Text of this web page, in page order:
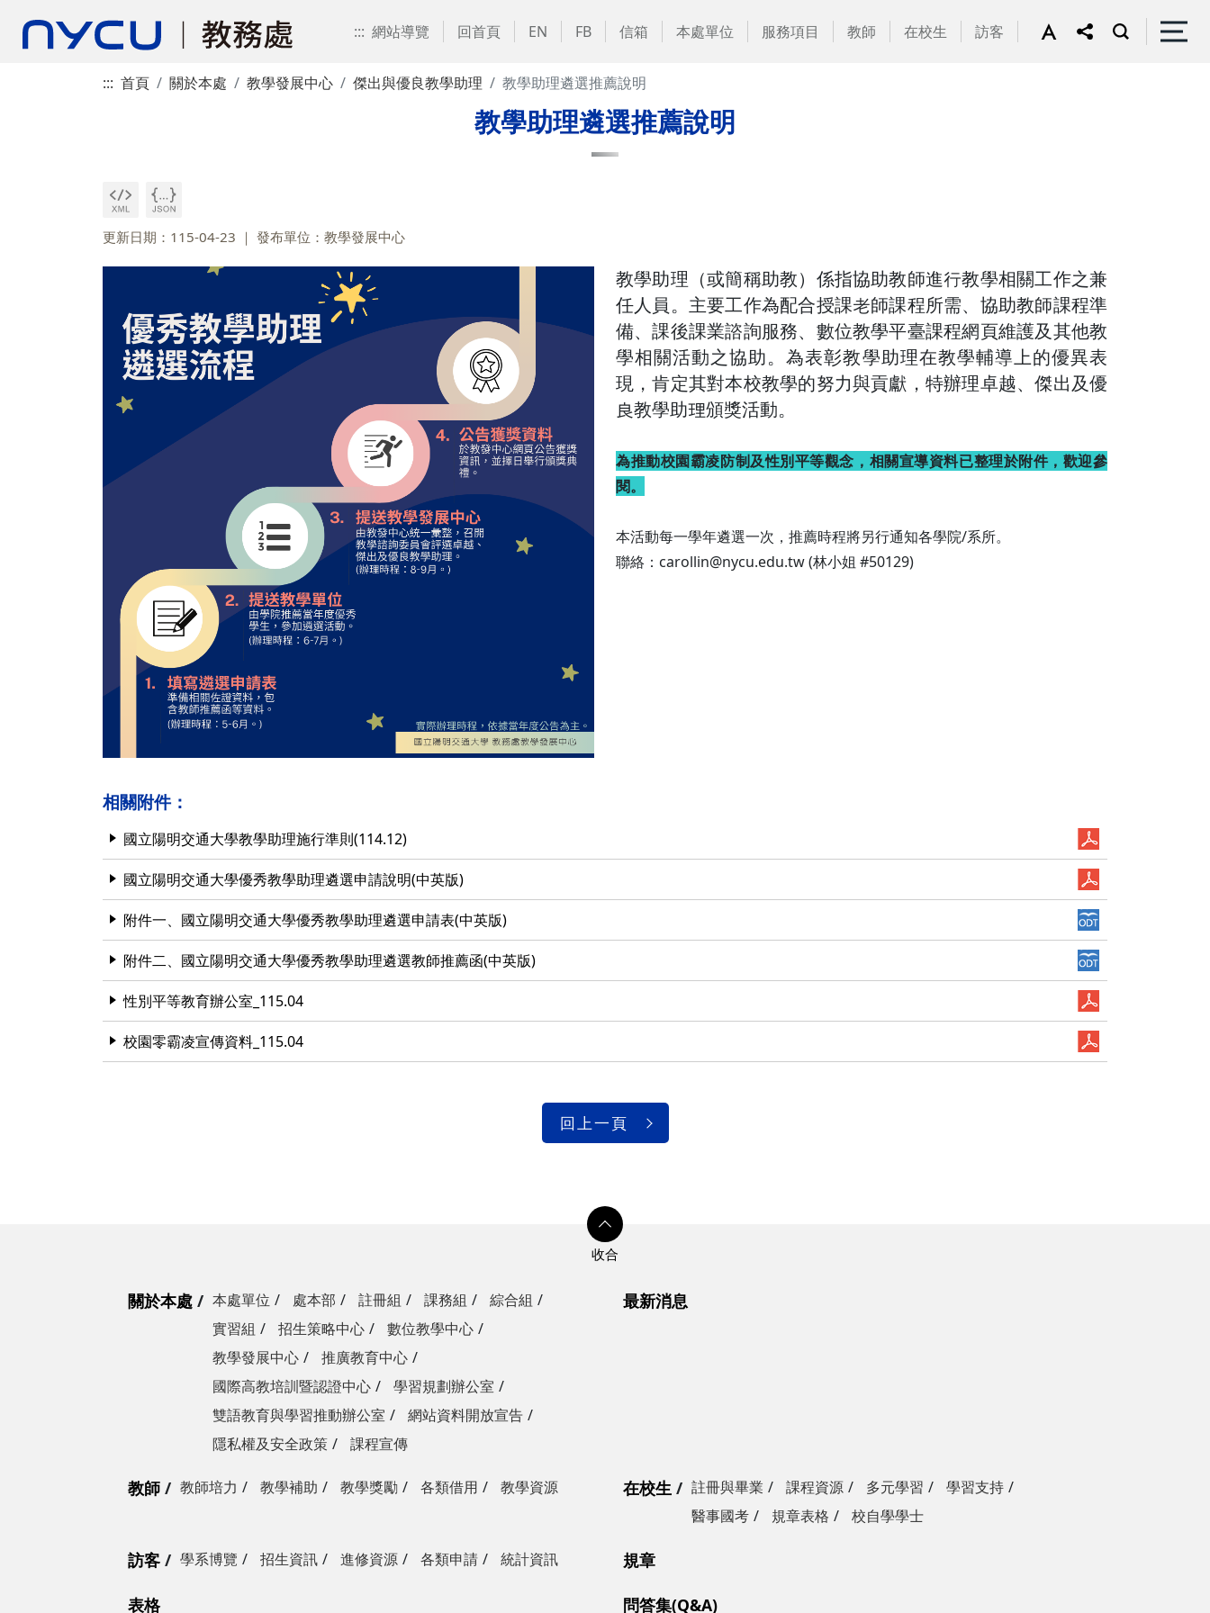
::: 網站導覽 回首頁 EN FB 信箱 本處單位 服務項目 教師 在校生 訪客
::: 首頁 關於本處 教學發展中心 傑出與優良教學助理 教學助理遴選推薦說明
教學助理遴選推薦說明
更新日期：115-04-23 發布單位：教學發展中心
教學助理（或簡稱助教）係指協助教師進行教學相關工作之兼
任人員。主要工作為配合授課老師課程所需、協助教師課程準
備、課後課業諮詢服務、數位教學平臺課程網頁維護及其他教
學相關活動之協助。為表彰教學助理在教學輔導上的優異表
現，肯定其對本校教學的努力與貢獻，特辦理卓越、傑出及優
良教學助理頒獎活動。
為推動校園霸凌防制及性別平等觀念，相關宣導資料已整理於附件，歡迎參
閱。
本活動每一學年遴選一次，推薦時程將另行通知各學院/系所。
聯絡：carollin@nycu.edu.tw (林小姐 #50129)
相關附件：
國立陽明交通大學教學助理施行準則(114.12)
國立陽明交通大學優秀教學助理遴選申請說明(中英版)
附件一、國立陽明交通大學優秀教學助理遴選申請表(中英版)
附件二、國立陽明交通大學優秀教學助理遴選教師推薦函(中英版)
性別平等教育辦公室_115.04
校園零霸凌宣傳資料_115.04
回上一頁
關於本處 本處單位 處本部 註冊組 課務組
綜合組
實習組
招生策略中心
數位教學中心
教學發展中心
推廣教育中心
國際高教培訓暨認證中心
學習規劃辦公室
雙語教育與學習推動辦公室
網站資料開放宣告
隱私權及安全政策
課程宣傳
最新消息
教師 教師培力 教學補助 教學獎勵 各類借用 教學資源 在校生 註冊與畢業 課程資源 多元學習
學習支持
醫事國考
規章表格 校自學學士
訪客 學系博覽 招生資訊 進修資源 各類申請 統計資訊 規章
表格 問答集(Q&A)